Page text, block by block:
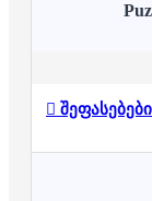
შეფასებები